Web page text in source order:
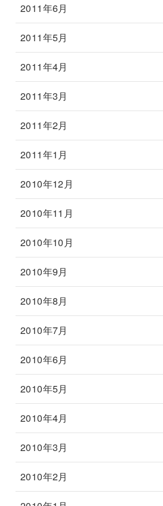
2011年6月
2011年5月
2011年4月
2011年3月
2011年2月
2011年1月
2010年12月
2010年11月
2010年10月
2010年9月
2010年8月
2010年7月
2010年6月
2010年5月
2010年4月
2010年3月
2010年2月